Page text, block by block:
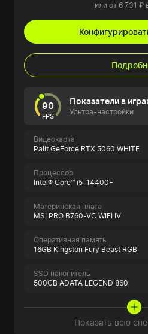
или от 6 731 ₽
90
FPS
Показатели в
Ультра-настройки
Видеокарта
Palit GeForce RTX 5060 WHITE
Процессор
Intel® Core™ i5-14400F
Материнская плата
MSI PRO B760-VC WIFI IV
Оперативная память
16GB Kingston Fury Beast RGB
SSD накопитель
500GB ADATA LEGEND 860
Показать всю